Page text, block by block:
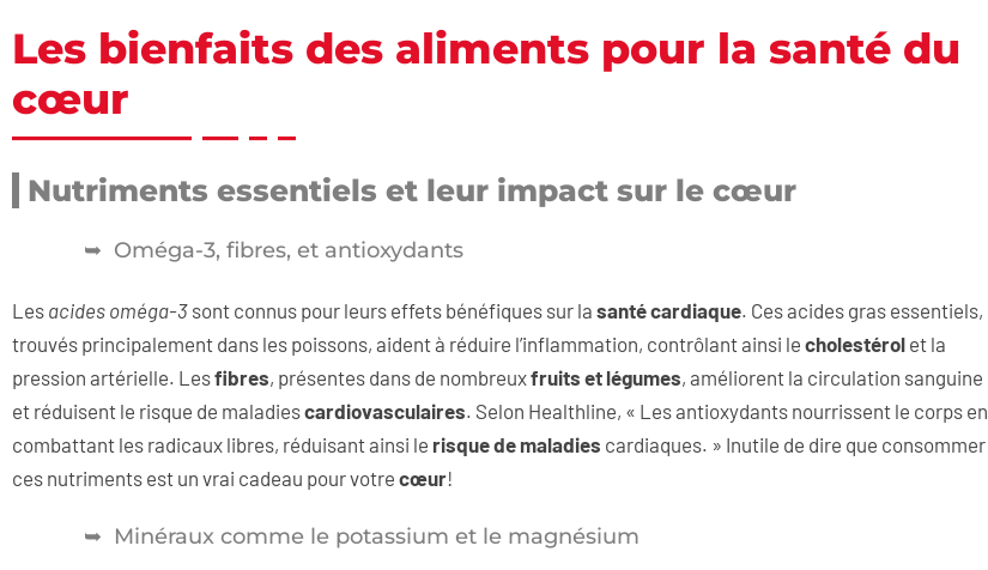
Les bienfaits des aliments pour la santé du
cœur
Nutriments essentiels et leur impact sur le cœur
Oméga-3, fibres, et antioxydants
Les acides oméga-3 sont connus pour leurs effets bénéfiques sur la santé cardiaque. Ces acides gras essentiels,
trouvés principalement dans les poissons, aident à réduire l’inflammation, contrôlant ainsi le cholestérol et la
pression artérielle. Lesfibres, présentes dans de nombreuxfruits et légumes, améliorent la circulation sanguine
et réduisent le risque de maladiescardiovasculaires. Selon Healthline, « Les antioxydants nourrissent le corps en
combattant les radicaux libres, réduisant ainsi le risque de maladies cardiaques. » Inutile de dire que consommer
ces nutriments est un vrai cadeau pour votre cœur!
Minéraux comme le potassium et le magnésium